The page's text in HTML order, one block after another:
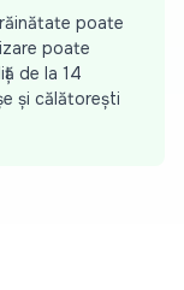
poate
poate
de la 14
și călătorești